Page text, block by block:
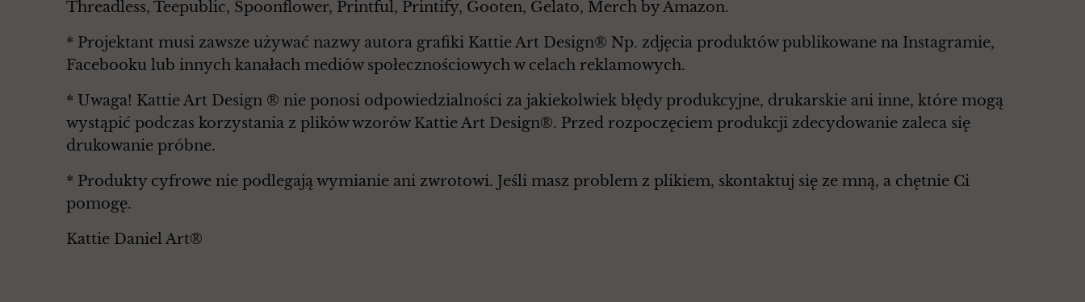
Threadless, Teepublic, Spoonflower, Printful, Printify, Gooten, Gelato, Merch by Amazon.
* Projektant musi zawsze używać nazwy autora grafiki Kattie Art Design® Np. zdjęcia produktów publikowane na Instagramie,
Facebooku lub innych kanałach mediów społecznościowych w celach reklamowych.
* Uwaga! Kattie Art Design ® nie ponosi odpowiedzialności za jakiekolwiek błędy produkcyjne, drukarskie ani inne, które mogą
wystąpić podczas korzystania z plików wzorów Kattie Art Design®. Przed rozpoczęciem produkcji zdecydowanie zaleca się
drukowanie próbne.
* Produkty cyfrowe nie podlegają wymianie ani zwrotowi. Jeśli masz problem z plikiem, skontaktuj się ze mną, a chętnie Ci
pomogę.
Kattie Daniel Art®